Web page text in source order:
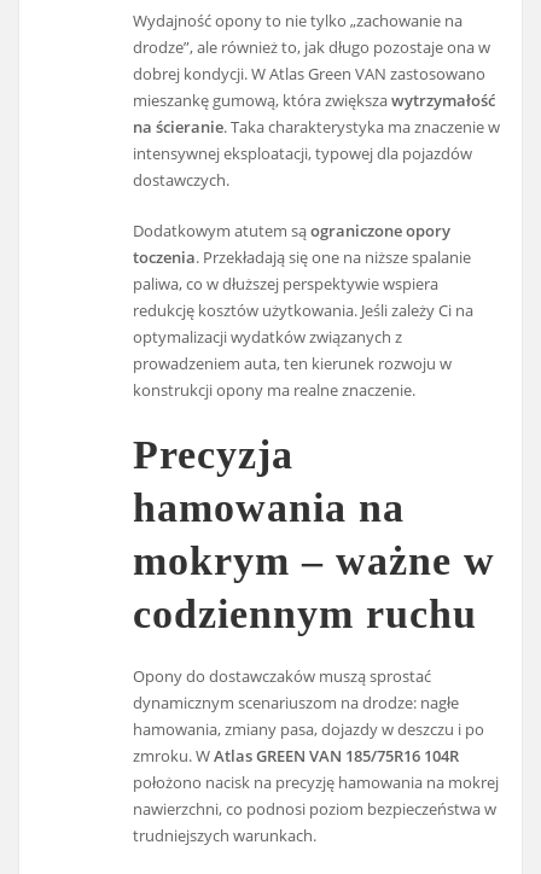
Wydajność opony to nie tylko „zachowanie na
drodze”, ale również to, jak długo pozostaje ona w
dobrej kondycji. W Atlas Green VAN zastosowano
mieszankę gumową, która zwiększawytrzymałość
na ścieranie. Taka charakterystyka ma znaczenie w
intensywnej eksploatacji, typowej dla pojazdów
dostawczych.
Dodatkowym atutem sąograniczone opory
toczenia. Przekładają się one na niższe spalanie
paliwa, co w dłuższej perspektywie wspiera
redukcję kosztów użytkowania. Jeśli zależy Ci na
optymalizacji wydatków związanych z
prowadzeniem auta, ten kierunek rozwoju w
konstrukcji opony ma realne znaczenie.
Precyzja
hamowania na
mokrym – ważne w
codziennym ruchu
Opony do dostawczaków muszą sprostać
dynamicznym scenariuszom na drodze: nagłe
hamowania, zmiany pasa, dojazdy w deszczu i po
zmroku. WAtlas GREEN VAN 185/75R16 104R
położono nacisk na precyzję hamowania na mokrej
nawierzchni, co podnosi poziom bezpieczeństwa w
trudniejszych warunkach.